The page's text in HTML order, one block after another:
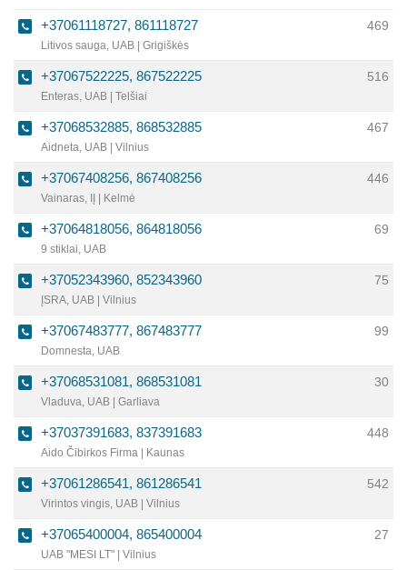
+37061118727, 861118727
Litivos sauga, UAB | Grigiškės
469
+37067522225, 867522225
Enteras, UAB | Telšiai
516
+37068532885, 868532885
Aidneta, UAB | Vilnius
467
+37067408256, 867408256
Vainaras, IĮ | Kelmė
446
+37064818056, 864818056
9 stiklai, UAB
69
+37052343960, 852343960
ĮSRA, UAB | Vilnius
75
+37067483777, 867483777
Domnesta, UAB
99
+37068531081, 868531081
Vladuva, UAB | Garliava
30
+37037391683, 837391683
Aido Čibirkos Firma | Kaunas
448
+37061286541, 861286541
Virintos vingis, UAB | Vilnius
542
+37065400004, 865400004
UAB "MESI LT" | Vilnius
27